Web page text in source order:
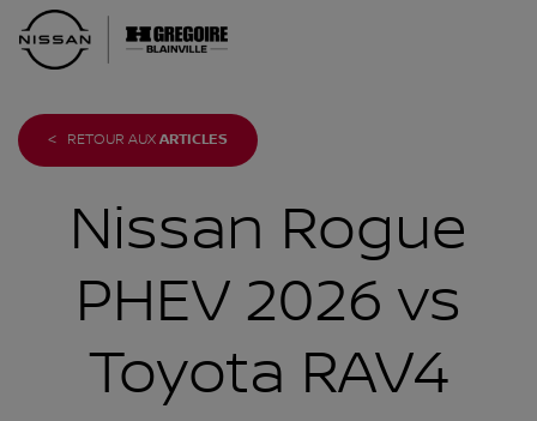
< RETOUR AUX ARTICLES
Nissan Rogue
PHEV 2026 vs
Toyota RAV4